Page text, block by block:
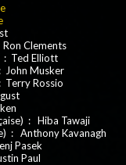
Clements
: Ted Elliott
John Musker
Terry Rossio
: Hiba Tawaji
: Anthony Kavanagh
Pasek
Paul